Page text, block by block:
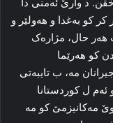
کو به‌غدا و هه‌ولێر و
هه‌ر حال، مژاره‌ک
کو هه‌رێما
مە، ب تایبه‌تی
ئه‌م ل کوردستانا
وێ مه‌کانیزمێ کو مه‌